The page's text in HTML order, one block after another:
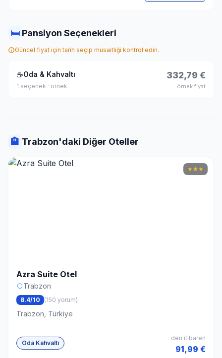
🛏 Pansiyon Seçenekleri
Güncel fiyat için tarih seçip müsaitliği kontrol edin.
☕Oda & Kahvaltı
1 seçenek · örnek
332,79 €
örnek fiyat
🏨 Trabzon'daki Diğer Oteller
★★★
Azra Suite Otel
Trabzon
8.4/10 (150 yorum)
Trabzon, Türkiye
Oda Kahvaltı
den itibaren
91,99 €